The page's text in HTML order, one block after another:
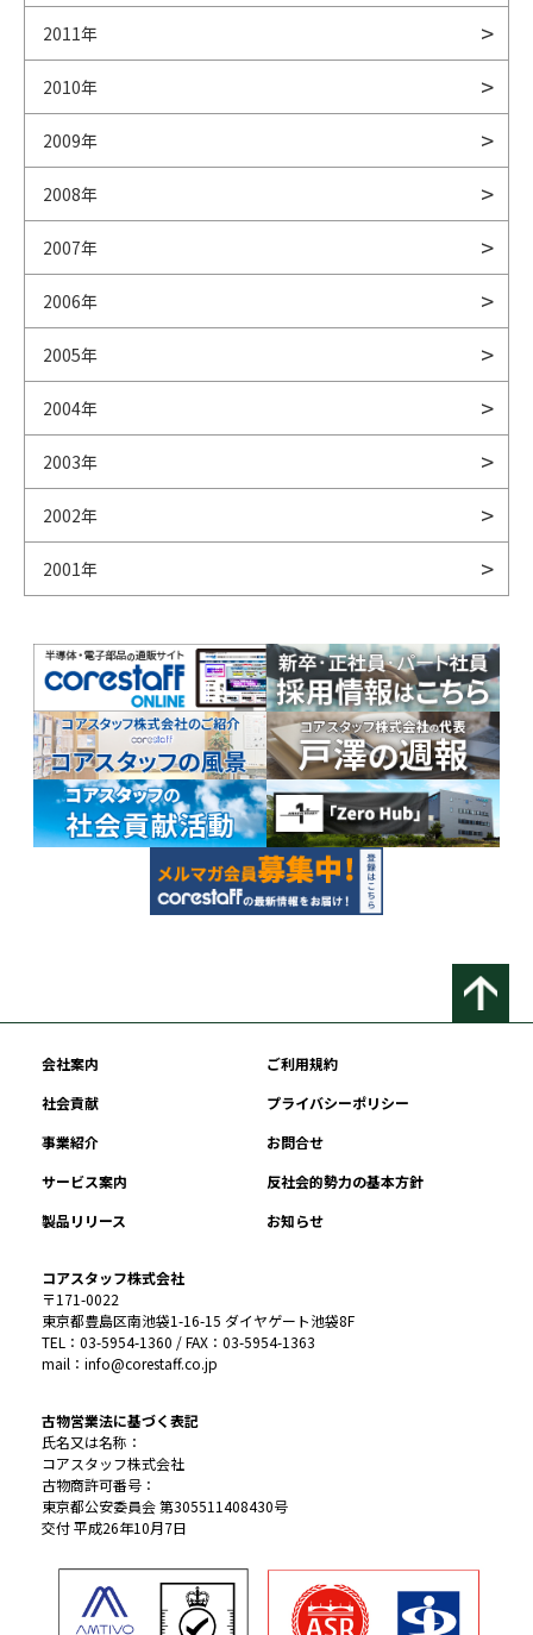
2011年
2010年
2009年
2008年
2007年
2006年
2005年
2004年
2003年
2002年
2001年
会社案内
ご利用規約
社会貢献
プライバシーポリシー
事業紹介
お問合せ
サービス案内
反社会的勢力の基本方針
製品リリース
お知らせ
コアスタッフ株式会社
〒171-0022
東京都豊島区南池袋1-16-15 ダイヤゲート池袋8F
TEL：03-5954-1360 / FAX：03-5954-1363
mail：info@corestaff.co.jp
古物営業法に基づく表記
氏名又は名称：
コアスタッフ株式会社
古物商許可番号：
東京都公安委員会 第305511408430号
交付 平成26年10月7日